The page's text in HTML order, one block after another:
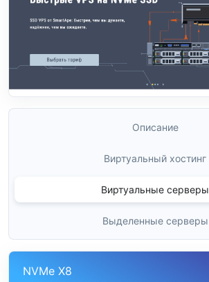
Описание
Виртуальный хостинг
Виртуальные серверы
Выделенные серверы
NVMe X8